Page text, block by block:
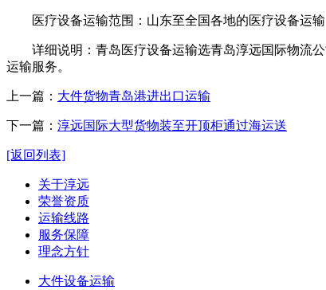
医疗设备运输范围：山东至全国各地的医疗设备运输
详细说明：青岛医疗设备运输选青岛淳远国际物流公
运输服务。
上一篇： 大件货物青岛港进出口运输
下一篇： 淳远国际大型货物装至开顶柜通过海运送
[返回列表]
关于淳远
荣誉资质
运输线路
服务保障
理念方针
大件设备运输